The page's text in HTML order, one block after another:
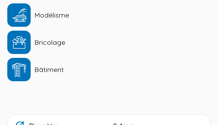
Modélisme
Bricolage
Bâtiment